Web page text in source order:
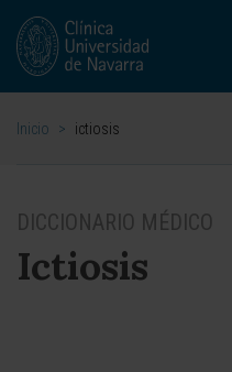
Inicio > ictiosis
DICCIONARIO MÉDICO
Ictiosis